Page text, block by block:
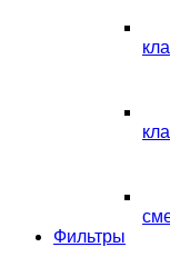
Фильтры